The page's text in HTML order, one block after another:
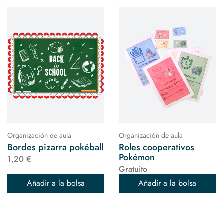
Organización de aula
Bordes pizarra pokéball
1,20 €
Añadir a la bolsa
Organización de aula
Roles cooperativos
Pokémon
Gratuito
Añadir a la bolsa